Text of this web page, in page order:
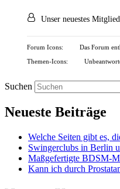
Unser neuestes
Forum Icons: Das Forum
Themen-Icons:
Suchen
Neueste Beiträge
Welche Seiten gibt es,
Swingerclubs in Berlin
Maßgefertigte BDSM-
Kann ich durch